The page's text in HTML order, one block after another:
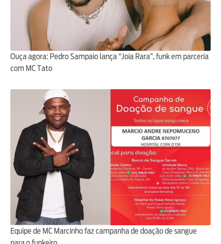
Ouça agora: Pedro Sampaio lança “Joia Rara”, funk em parceria
com MC Tato
Equipe de MC Marcinho faz campanha de doação de sangue